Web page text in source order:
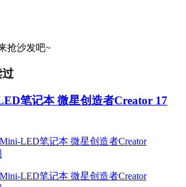
抢沙发吧~
过
笔记本 微星创造者Creator 17